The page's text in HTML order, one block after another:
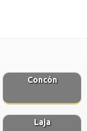
Concón
Laja